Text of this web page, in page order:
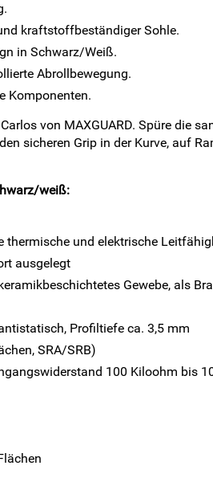
kraftstoffbeständiger Sohle.
in Schwarz/Weiß.
Abrollbewegung.
Komponenten.
von MAXGUARD. Spüre die
sicheren Grip in der Kurve, auf
weiß:
thermische und elektrische
ausgelegt
Gewebe, als
Profiltiefe ca. 3,5 mm
SRA/SRB)
100 Kiloohm bis